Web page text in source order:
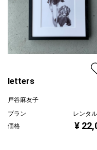
letters
戸谷麻友子
プラン
レンタ
価格
¥